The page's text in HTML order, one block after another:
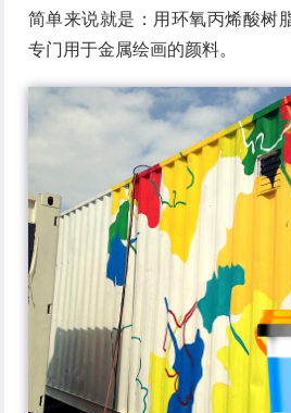
简单来说就是：用环氧丙烯酸树
专门用于金属绘画的颜料。